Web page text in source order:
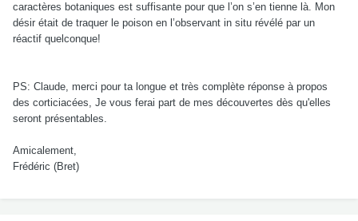
caractères botaniques est suffisante pour que l’on s’en tienne là. Mon
désir était de traquer le poison en l’observant in situ révélé par un
réactif quelconque!
PS: Claude, merci pour ta longue et très complète réponse à propos
des corticiacées, Je vous ferai part de mes découvertes dès qu'elles
seront présentables.
Amicalement,
Frédéric (Bret)